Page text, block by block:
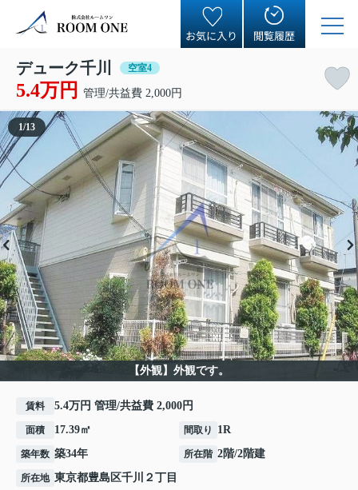
お気に入り 閲覧履歴
デューク千川 空室4
5.4万円 管理/共益費 2,000円
【外観】外観です。
1/13
賃料 5.4万円 管理/共益費 2,000円
面積 17.39㎡ 間取り 1R
築年数 築34年 所在階 2階/2階建
所在地 東京都豊島区千川 ２丁目